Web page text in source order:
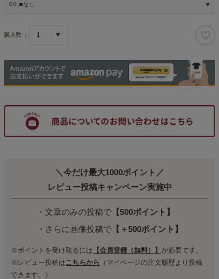
＼今だけ最大1000ポイント／
レビュー投稿キャンペーン実施中
・文章のみの投稿で【500ポイント】
・さらに画像投稿で【＋500ポイント】
※ポイントを受け取るには 【会員登録（無料）】 が必要です。
※レビュー投稿はこちらから （マイページの注文履歴より投稿
できます。）